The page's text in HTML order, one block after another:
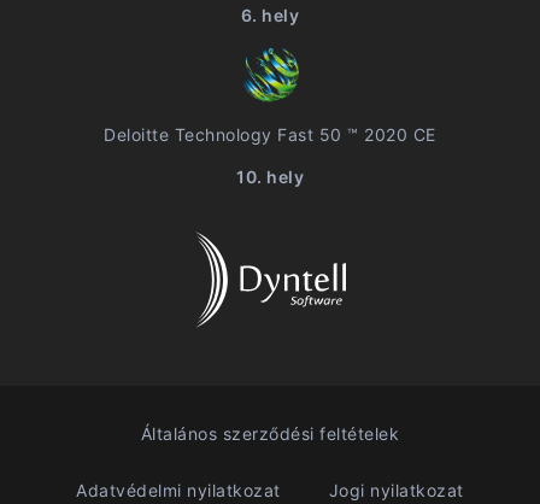
6. hely
Deloitte Technology Fast 50 ™ 2020 CE
10. hely
Általános szerződési feltételek
Adatvédelmi nyilatkozat Jogi nyilatkozat